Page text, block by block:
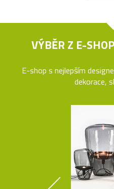
VÝBĚR Z E-
E-shop s nejlepším
dekorace,